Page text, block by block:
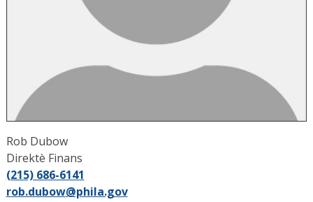
Rob Dubow
Direktè Finans
(215) 686-6141
rob.dubow@phila.gov